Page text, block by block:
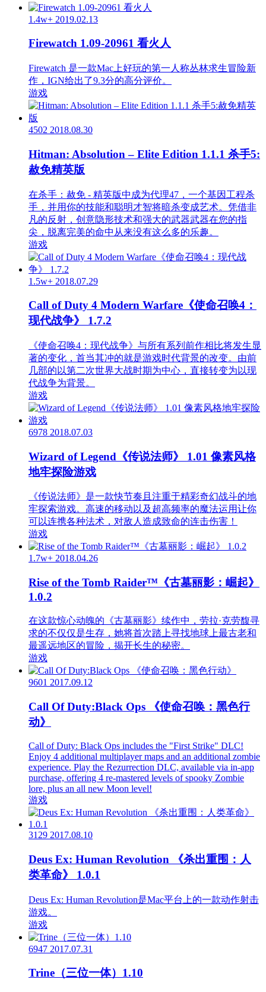
1.4w+ 2019.02.13
Firewatch 1.09-20961 看火人
Firewatch 是一款Mac上好玩的第一人称丛林求生冒险新
作，IGN给出了9.3分的高分评价。
游戏
4502 2018.08.30
Hitman: Absolution – Elite Edition 1.1.1 杀手5:
赦免精英版
在杀手：赦免 - 精英版中成为代理47，一个基因工程杀
手，并用你的技能和聪明才智将暗杀变成艺术。凭借非
凡的反射，创意隐形技术和强大的武器武器在您的指
尖，脱离完美的命中从来没有这么多的乐趣。
游戏
1.5w+ 2018.07.29
Call of Duty 4 Modern Warfare《使命召唤4：
现代战争》 1.7.2
《使命召唤4：现代战争》与所有系列前作相比将发生显
著的变化，首当其冲的就是游戏时代背景的改变。由前
几部的以第二次世界大战时期为中心，直接转变为以现
代战争为背景。
游戏
6978 2018.07.03
Wizard of Legend《传说法师》 1.01 像素风格
地牢探险游戏
《传说法师》是一款快节奏且注重于精彩奇幻战斗的地
牢探索游戏。高速的移动以及超高频率的魔法运用让你
可以连携各种法术，对敌人造成致命的连击伤害！
游戏
1.7w+ 2018.04.26
Rise of the Tomb Raider™《古墓丽影：崛起》
1.0.2
在这款惊心动魄的《古墓丽影》续作中，劳拉·克劳馥寻
求的不仅仅是生存，她将首次踏上寻找地球上最古老和
最遥远地区的冒险，揭开长生的秘密。
游戏
9601 2017.09.12
Call Of Duty:Black Ops 《使命召唤：黑色行
动》
Call of Duty: Black Ops includes the "First Strike" DLC!
Enjoy 4 additional multiplayer maps and an additional zombie
experience. Play the Rezurrection DLC, available via in-app
purchase, offering 4 re-mastered levels of spooky Zombie
lore, plus an all new Moon level!
游戏
3129 2017.08.10
Deus Ex: Human Revolution 《杀出重围：人
类革命》 1.0.1
Deus Ex: Human Revolution是Mac平台上的一款动作射击
游戏。
游戏
6947 2017.07.31
Trine（三位一体）1.10